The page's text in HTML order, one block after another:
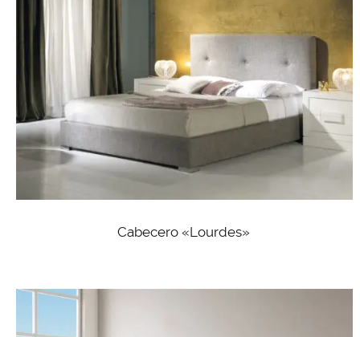
Cabecero «Lourdes»